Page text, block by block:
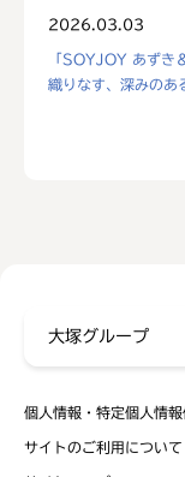
2026.03.03
「SOYJOY あずき
織りなす、深みのあ
個人情報・特定個人情
サイトのご利用について
大塚グループ